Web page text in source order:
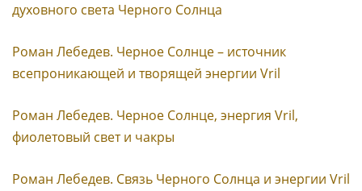
духовного света Черного Солнца
Роман Лебедев. Черное Солнце – источник
всепроникающей и творящей энергии Vril
Роман Лебедев. Черное Солнце, энергия Vril,
фиолетовый свет и чакры
Роман Лебедев. Связь Черного Солнца и энергии Vril